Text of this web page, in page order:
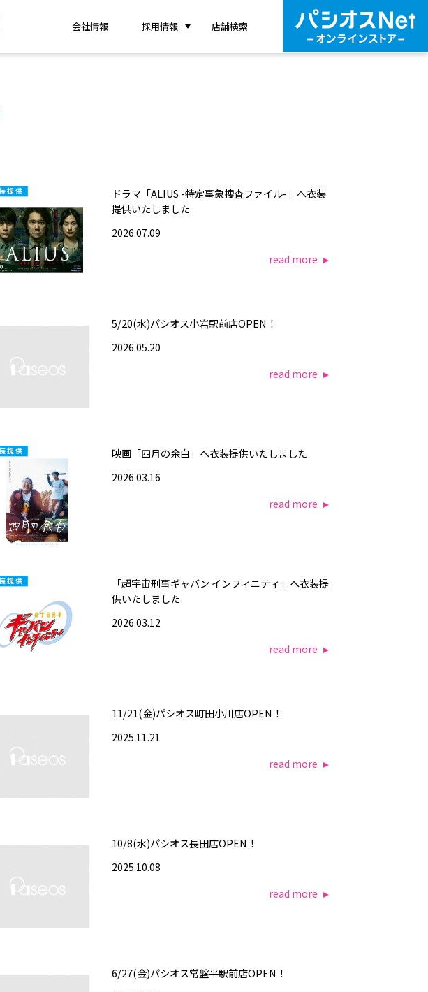
会社情報 採用情報 店舗検索
ドラマ「ALIUS -特定事象捜査ファイル-」へ衣装
提供いたしました
2026.07.09
read more
5/20(水)パシオス小岩駅前店OPEN！
2026.05.20
read more
映画「四月の余白」へ衣装提供いたしました
2026.03.16
read more
「超宇宙刑事ギャバン インフィニティ」へ衣装提
供いたしました
2026.03.12
read more
11/21(金)パシオス町田小川店OPEN！
2025.11.21
read more
10/8(水)パシオス長田店OPEN！
2025.10.08
read more
6/27(金)パシオス常盤平駅前店OPEN！